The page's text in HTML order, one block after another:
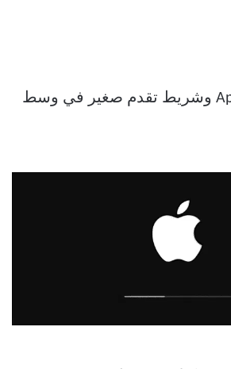
سيظهر شعار Apple وشريط تقدم صغير في وسط